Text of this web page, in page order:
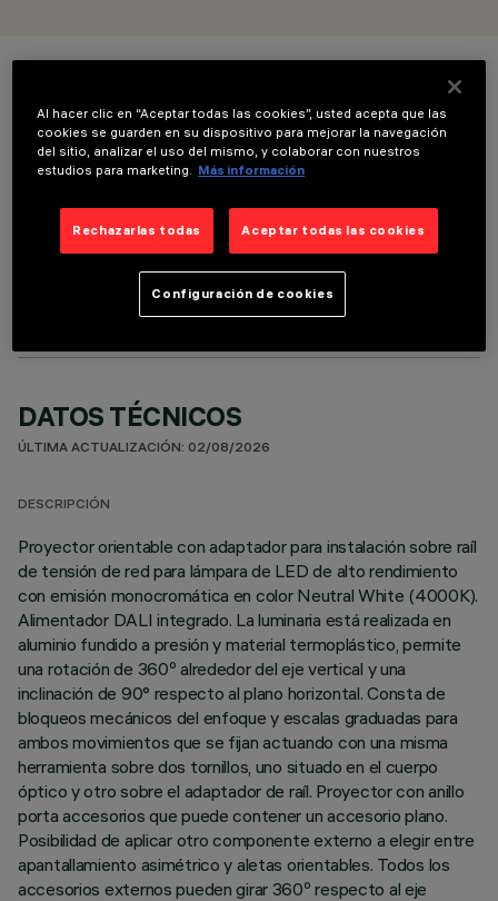
COMPONENTES OPCIONALES
DATOS TÉCNICOS
ÚLTIMA ACTUALIZACIÓN: 02/08/2026
DESCRIPCIÓN
Proyector orientable con adaptador para instalación sobre raíl
de tensión de red para lámpara de LED de alto rendimiento
con emisión monocromática en color Neutral White (4000K).
Alimentador DALI integrado. La luminaria está realizada en
aluminio fundido a presión y material termoplástico, permite
una rotación de 360º alrededor del eje vertical y una
inclinación de 90° respecto al plano horizontal. Consta de
bloqueos mecánicos del enfoque y escalas graduadas para
ambos movimientos que se fijan actuando con una misma
herramienta sobre dos tornillos, uno situado en el cuerpo
óptico y otro sobre el adaptador de raíl. Proyector con anillo
porta accesorios que puede contener un accesorio plano.
Posibilidad de aplicar otro componente externo a elegir entre
apantallamiento asimétrico y aletas orientables. Todos los
accesorios externos pueden girar 360º respecto al eje
Al hacer clic en “Aceptar todas las cookies”, usted acepta que las
cookies se guarden en su dispositivo para mejorar la navegación
del sitio, analizar el uso del mismo, y colaborar con nuestros
estudios para marketing. Más información
Rechazarlas todas Aceptar todas las cookies
Configuración de cookies